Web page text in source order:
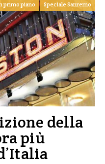
primo piano Speciale Sanremo
della
più